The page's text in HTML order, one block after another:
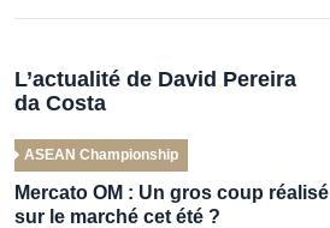
L’actualité de David Pereira
da Costa
ASEAN Championship
Mercato OM : Un gros coup réalisé
sur le marché cet été ?